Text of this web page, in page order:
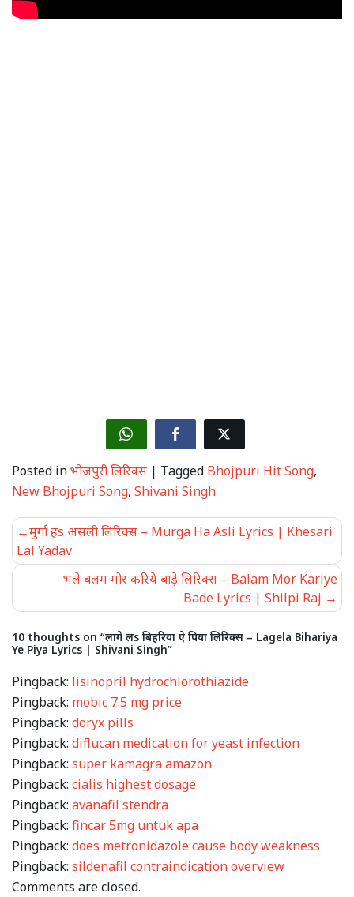
Posted inभोजपुरी लिरिक्स | Tagged Bhojpuri Hit Song,
New Bhojpuri Song, Shivani Singh
Post
navigation
मुर्गा हs असली लिरिक्स – Murga Ha Asli Lyrics | Khesari
Lal Yadav
भले बलम मोर करिये बाड़े लिरिक्स – Balam Mor Kariye
Bade Lyrics | Shilpi Raj
10 thoughts on “लागे लs बिहरिया ऐ पिया लिरिक्स – Lagela Bihariya
Ye Piya Lyrics | Shivani Singh”
Pingback: lisinopril hydrochlorothiazide
Pingback: mobic 7.5 mg price
Pingback: doryx pills
Pingback: diflucan medication for yeast infection
Pingback: super kamagra amazon
Pingback: cialis highest dosage
Pingback: avanafil stendra
Pingback: fincar 5mg untuk apa
Pingback: does metronidazole cause body weakness
Pingback: sildenafil contraindication overview
Comments are closed.